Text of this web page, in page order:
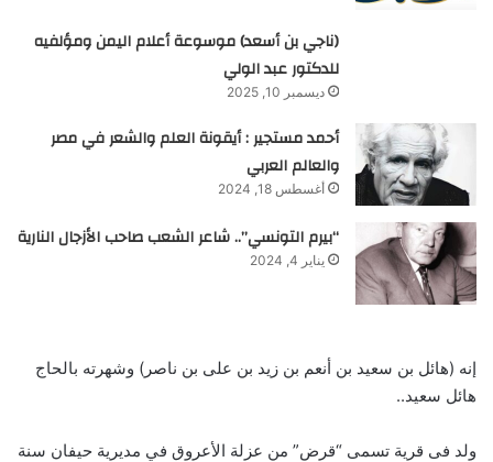
(ناجي بن أسعد) موسوعة أعلام اليمن ومؤلفيه
للدكتور عبد الولي
ديسمبر 10, 2025
أحمد مستجير : أيقونة العلم والشعر في مصر
والعالم العربي
أغسطس 18, 2024
“بيرم التونسي”.. شاعر الشعب صاحب الأزجال النارية
يناير 4, 2024
إنه (هائل بن سعيد بن أنعم بن زيد بن على بن ناصر) وشهرته بالحاج
هائل سعيد..
ولد فى قرية تسمى “قرض” من عزلة الأعروق في مديرية حيفان سنة